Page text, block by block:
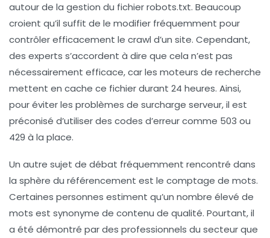
autour de la gestion du fichier robots.txt. Beaucoup
croient qu’il suffit de le modifier fréquemment pour
contrôler efficacement le crawl d’un site. Cependant,
des experts s’accordent à dire que cela n’est pas
nécessairement efficace, car les moteurs de recherche
mettent en cache ce fichier durant 24 heures. Ainsi,
pour éviter les problèmes de surcharge serveur, il est
préconisé d’utiliser des codes d’erreur comme 503 ou
429 à la place.
Un autre sujet de débat fréquemment rencontré dans
la sphère du référencement est le comptage de mots.
Certaines personnes estiment qu’un nombre élevé de
mots est synonyme de contenu de qualité. Pourtant, il
a été démontré par des professionnels du secteur que